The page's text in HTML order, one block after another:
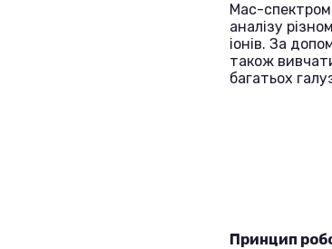
Мас-
аналізу
іонів. За
також
багатьох
Принцип